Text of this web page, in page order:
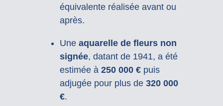
équivalente réalisée avant ou
après.
Une aquarelle de fleurs non
signée, datant de 1941, a été
estimée à 250 000 €puis
adjugée pour plus de 320 000
€.